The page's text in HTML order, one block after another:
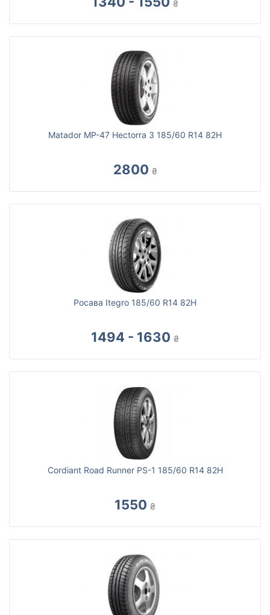
₴
Matador MP-47 Hectorra 3 185/60 R14 82H
2800 ₴
Росава Itegro 185/60 R14 82H
1494 - 1630 ₴
Cordiant Road Runner PS-1 185/60 R14 82H
1550 ₴